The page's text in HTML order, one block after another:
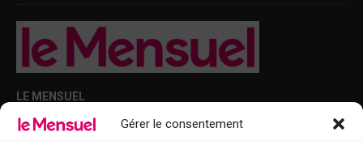
Gérer le consentement
LE MENSUEL
Points de diffusion Var et Alpes-Maritimes : oû trouver Le Mensuel ?